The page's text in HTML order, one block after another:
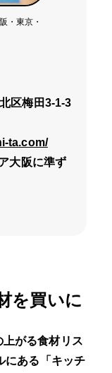
・東京・
区梅田3-1-3
ta.com/
大阪に準ず
を買いに
がる食材リス
にある「キッチ